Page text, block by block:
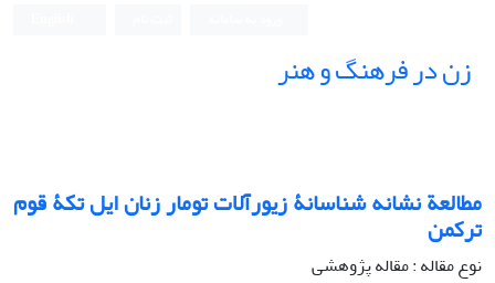
زن در فرهنگ و هنر
مطالعة نشانه‏ شناسانۀ زیورآلات تومار زنان ایل تکۀ قوم
ترکمن
نوع مقاله : مقاله پژوهشی